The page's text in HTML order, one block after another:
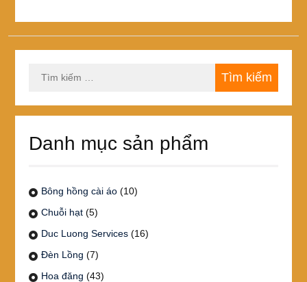
kiếm
Danh mục sản phẩm
Bông hồng cài áo (10)
Chuỗi hạt (5)
Duc Luong Services (16)
Đèn Lồng (7)
Hoa đăng (43)